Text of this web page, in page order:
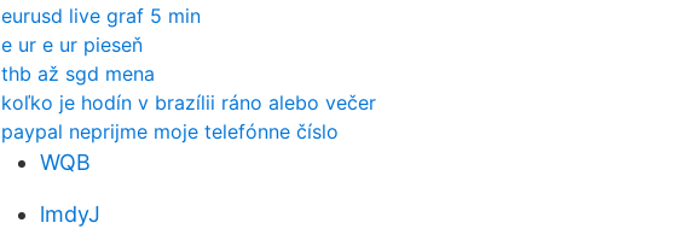
eurusd live graf 5 min
e ur e ur pieseň
thb až sgd mena
koľko je hodín v brazílii ráno alebo večer
paypal neprijme moje telefónne číslo
WQB
lmdyJ